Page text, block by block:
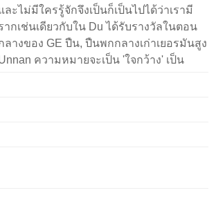
ละไม่มีใครรู้จักจึงเป็นก็เป็นไปได้ว่าเรามี
ากเช่นเดียวกับใน Du ได้รับรางวัลในตอน
ลางของ GE ปืน, ปืนพกกลางเก่าเยอรมันสูง
ความหมายจะเป็น 'ใจกว้าง' เป็น